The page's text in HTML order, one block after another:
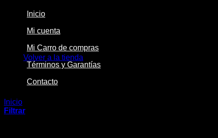
Volver a la tienda
Inicio
Mi cuenta
Mi Carro de compras
Términos y Garantías
Contacto
Inicio
Filtrar